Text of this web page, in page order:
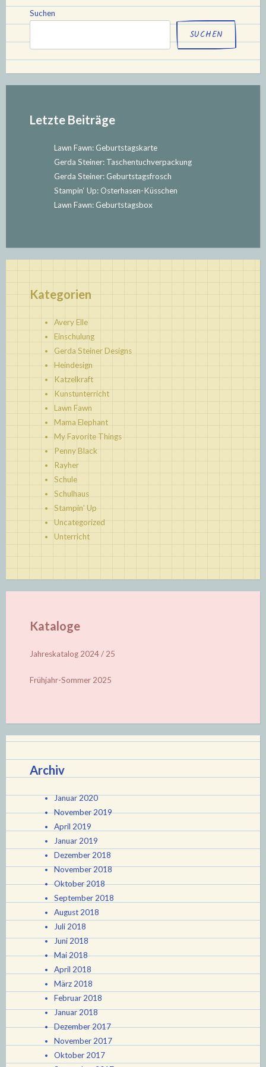
–
–
Juni““
Suchen
SUCHEN
Letzte Beiträge
Lawn Fawn: Geburtstagskarte
Gerda Steiner: Taschentuchverpackung
Gerda Steiner: Geburtstagsfrosch
Stampin‘ Up: Osterhasen-Küsschen
Lawn Fawn: Geburtstagsbox
Kategorien
Avery Elle
Einschulung
Gerda Steiner Designs
Heindesign
Katzelkraft
Kunstunterricht
Lawn Fawn
Mama Elephant
My Favorite Things
Penny Black
Rayher
Schule
Schulhaus
Stampin' Up
Uncategorized
Unterricht
Kataloge
Jahreskatalog 2024 / 25
Frühjahr-Sommer 2025
Archiv
Januar 2020
November 2019
April 2019
Januar 2019
Dezember 2018
November 2018
Oktober 2018
September 2018
August 2018
Juli 2018
Juni 2018
Mai 2018
April 2018
März 2018
Februar 2018
Januar 2018
Dezember 2017
November 2017
Oktober 2017